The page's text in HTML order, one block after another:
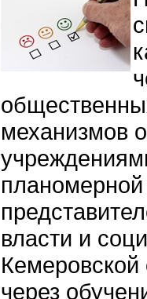
механизмов
власти и
Кемеровской
через